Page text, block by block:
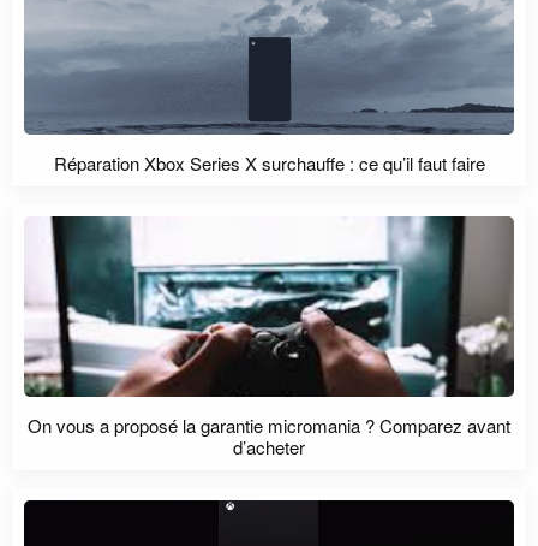
Réparation Xbox Series X surchauffe : ce qu’il faut faire
On vous a proposé la garantie micromania ? Comparez avant
d’acheter